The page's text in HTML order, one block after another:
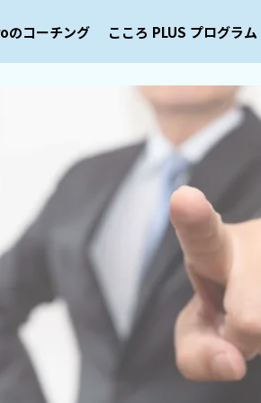
のコーチング こころ PLUS プログラム